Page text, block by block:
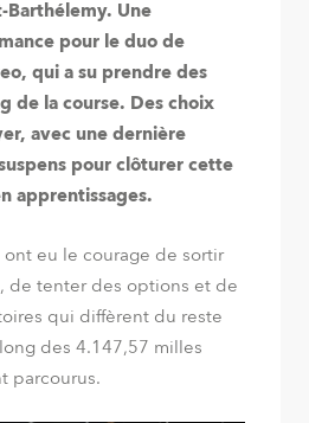
Barthélemy. Une
pour le duo de
qui a su prendre des
de la course. Des choix
avec une dernière
pour clôturer cette
apprentissages.
eu le courage de sortir
de tenter des options et de
qui diffèrent du reste
des 4.147,57 milles
parcourus.